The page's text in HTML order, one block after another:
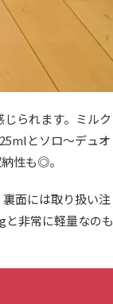
られます。ミルク
とソロ〜デュオ
性も◎。
面には取り扱い注
と非常に軽量なのも